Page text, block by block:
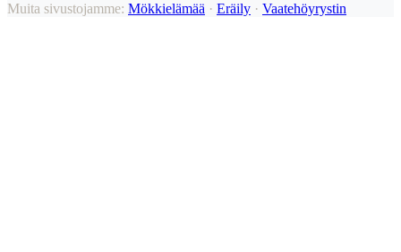
Muita sivustojamme: Mökkielämää · Eräily · Vaatehöyrystin